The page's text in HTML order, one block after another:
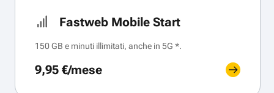
Fastweb Mobile Start
150 GB e minuti illimitati, anche in 5G *.
9,95 €/mese